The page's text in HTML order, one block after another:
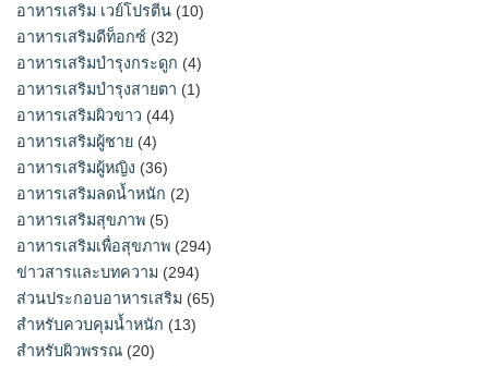
อาหารเสริม เวย์โปรตีน (10)
อาหารเสริมดีท็อกซ์ (32)
อาหารเสริมบำรุงกระดูก (4)
อาหารเสริมบำรุงสายตา (1)
อาหารเสริมผิวขาว (44)
อาหารเสริมผู้ชาย (4)
อาหารเสริมผู้หญิง (36)
อาหารเสริมลดน้ำหนัก (2)
อาหารเสริมสุขภาพ (5)
อาหารเสริมเพื่อสุขภาพ (294)
ข่าวสารและบทความ (294)
ส่วนประกอบอาหารเสริม (65)
สำหรับควบคุมน้ำหนัก (13)
สำหรับผิวพรรณ (20)